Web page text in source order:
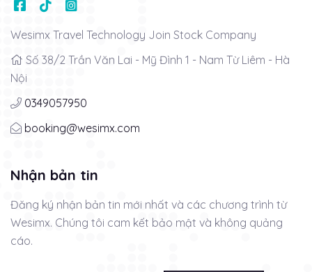
Wesimx Travel Technology Join Stock Company
Số 38/2 Trần Văn Lai - Mỹ Đình 1 - Nam Từ Liêm - Hà
Nội
0349057950
booking@wesimx.com
Nhận bản tin
Đăng ký nhận bản tin mới nhất và các chương trình từ
Wesimx. Chúng tôi cam kết bảo mật và không quảng
cáo.